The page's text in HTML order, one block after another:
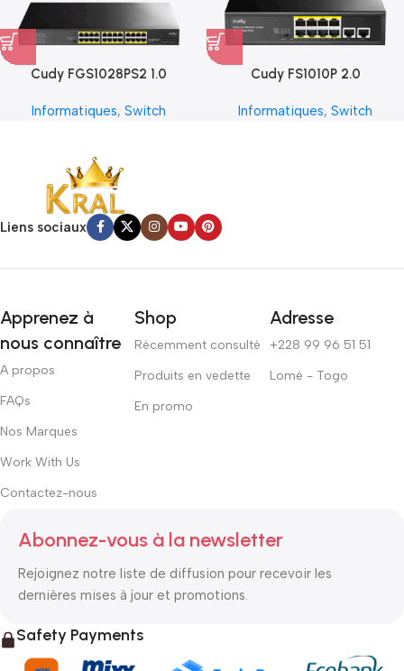
Cudy FGS1028PS2 1.0
Informatiques, Switch
Cudy FS1010P 2.0
Informatiques, Switch
Liens sociaux
Apprenez à
nous connaître
A propos
FAQs
Nos Marques
Work With Us
Contactez-nous
Shop
Récemment consulté
Produits en vedette
En promo
Adresse
+228 99 96 51 51
Lomé - Togo
Abonnez-vous à la newsletter
Rejoignez notre liste de diffusion pour recevoir les
dernières mises à jour et promotions.
Safety Payments